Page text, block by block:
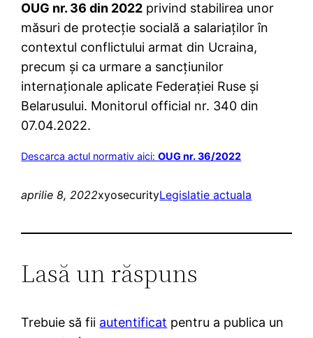
OUG nr. 36 din 2022 privind stabilirea unor
măsuri de protecţie socială a salariaţilor în
contextul conflictului armat din Ucraina,
precum şi ca urmare a sancţiunilor
internaţionale aplicate Federaţiei Ruse şi
Belarusului. Monitorul official nr. 340 din
07.04.2022.
Descarca actul normativ aici:OUG nr. 36/2022
aprilie 8, 2022xyosecurityLegislatie actuala
Lasă un răspuns
Trebuie să fii autentificat pentru a publica un